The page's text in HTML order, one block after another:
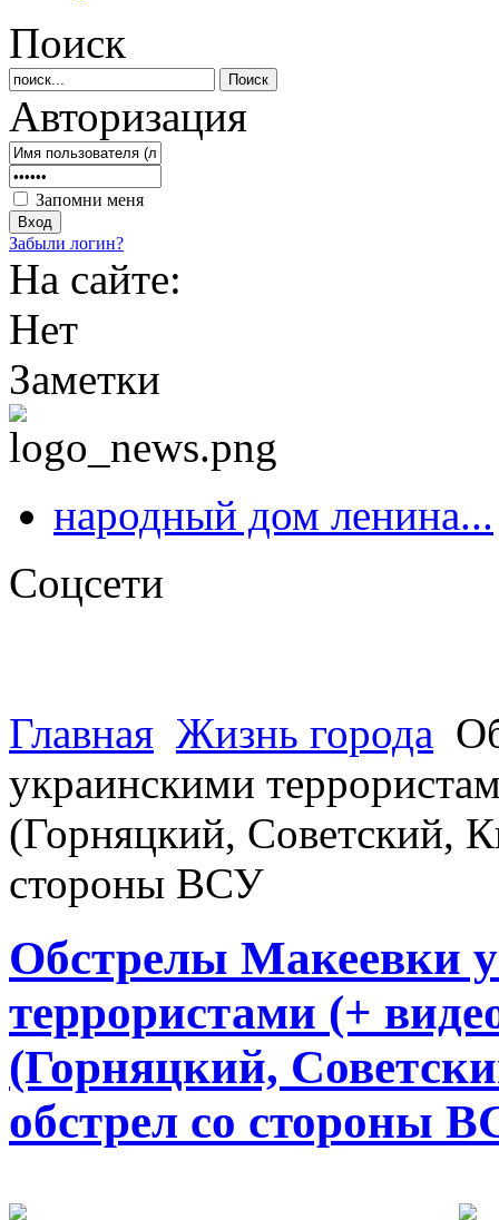
Поиск
Авторизация
Запомни меня
Забыли логин?
На сайте:
Нет
Заметки
народный дом ленина...
Соцсети
Главная Жизнь города
украинскими
(Горняцкий, Советский,
стороны ВСУ
Обстрелы Макеевки
террористами (+
(Горняцкий,
обстрел со стороны